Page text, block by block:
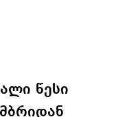
წესი